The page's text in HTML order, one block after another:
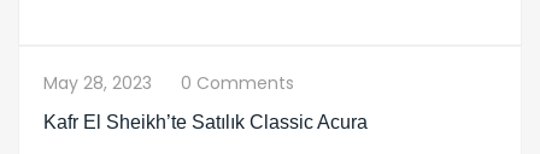
May 28, 2023 0 Comments
Kafr El Sheikh’te Satılık Classic Acura